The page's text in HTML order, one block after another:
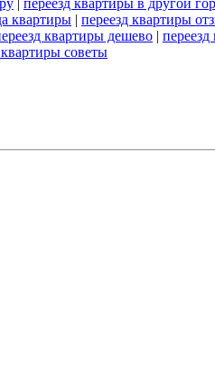
| переезд квартиры в другой
квартиры | переезд квартиры
квартиры дешево |
квартиры советы